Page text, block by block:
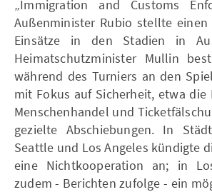
„Immigration and Customs
Außenminister Rubio stellte einen
Einsätze in den Stadien in
Heimatschutzminister Mullin
während des Turniers an den
mit Fokus auf Sicherheit, etwa die
Menschenhandel und
gezielte Abschiebungen. In
Seattle und Los Angeles kündigte
eine Nichtkooperation an; in
zudem - Berichten zufolge - ein